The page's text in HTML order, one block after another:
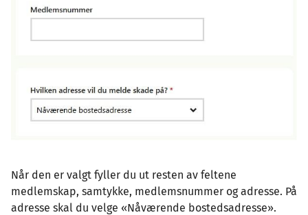
Når den er valgt fyller du ut resten av feltene
medlemskap, samtykke, medlemsnummer og adresse. På
adresse skal du velge «Nåværende bostedsadresse».